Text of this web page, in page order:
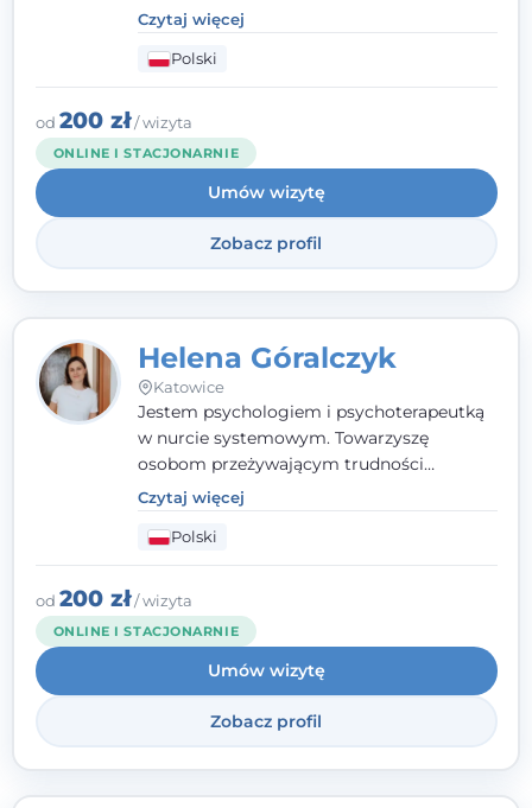
indywidualnej oraz nastolatkom od 15. roku
życia. Zależy mi, by naprawdę usłyszeć, z
czym do mnie przychodzisz, i dobrać
sposób pracy do Ciebie - bez gotowych
schematów i bez oceniania.
Czytaj więcej
Polski
od 200 zł/ wizyta
ONLINE I STACJONARNIE
Umów wizytę
Zobacz profil
Helena Góralczyk
Katowice
Jestem psychologiem i psychoterapeutką
w nurcie systemowym. Towarzyszę
osobom przeżywającym trudności
emocjonalne, relacyjne albo znajdującym
się w kryzysie. Liczy się dla mnie
autentyczna, oparta na zaufaniu relacja
oraz przestrzeń, w której każdy poczuje się
wysłuchany i potraktowany z szacunkiem.
Czytaj więcej
Polski
od 200 zł/ wizyta
ONLINE I STACJONARNIE
Umów wizytę
Zobacz profil